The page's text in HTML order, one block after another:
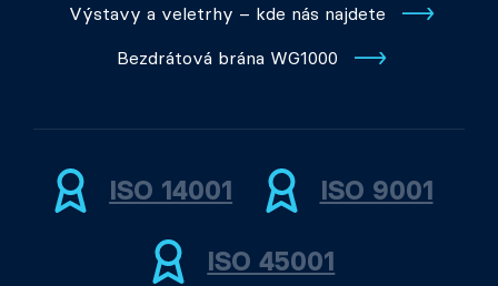
Výstavy a veletrhy – kde nás najdete
Bezdrátová brána WG1000
ISO 14001 ISO 9001
ISO 45001